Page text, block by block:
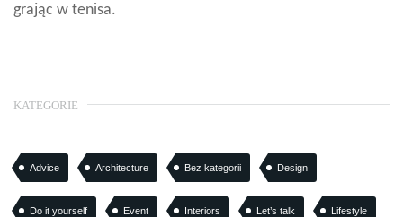
grając w tenisa.
KATEGORIE
Advice Architecture Bez kategorii Design
Do it yourself Event Interiors Let’s talk Lifestyle